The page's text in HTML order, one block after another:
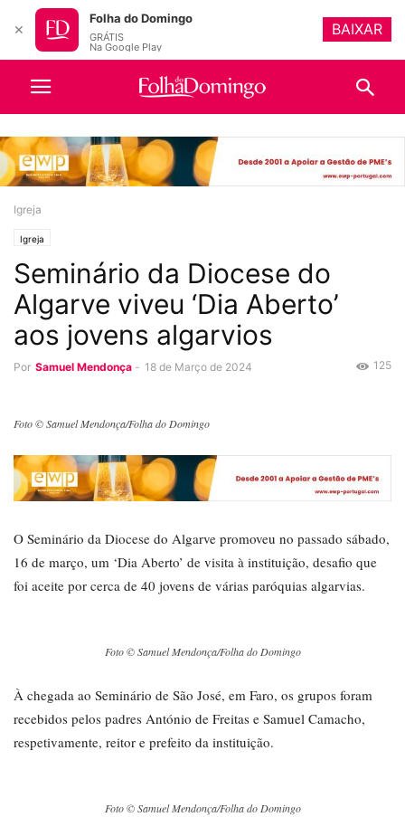
Igreja
Igreja
Seminário da Diocese do
Algarve viveu ‘Dia Aberto’
aos jovens algarvios
Por Samuel Mendonça - 18 de Março de 2024 125
Foto © Samuel Mendonça/Folha do Domingo
O Seminário da Diocese do Algarve promoveu no passado sábado,
16 de março, um ‘Dia Aberto’ de visita à instituição, desafio que
foi aceite por cerca de 40 jovens de várias paróquias algarvias.
Foto © Samuel Mendonça/Folha do Domingo
À chegada ao Seminário de São José, em Faro, os grupos foram
recebidos pelos padres António de Freitas e Samuel Camacho,
respetivamente, reitor e prefeito da instituição.
Foto © Samuel Mendonça/Folha do Domingo
✕
Folha do Domingo
GRÁTIS
Na Google Play
BAIXAR